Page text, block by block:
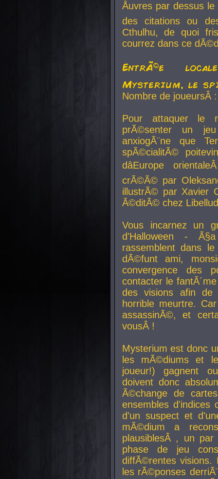
Åuvres par dessus
des citations ou
Cthulhu, de quoi
courrez dans ce
EntrÃ©e
Mysterium, le
Nombre de
Pour attaquer le
prÃ©senter un
anxiogÃ¨ne que
spÃ©cialitÃ©
dâEurope
crÃ©Ã© par
illustrÃ© par Xavier
Ã©ditÃ© chez
Vous incarnez un
d'Halloween -
rassemblent dans
dÃ©funt ami,
convergence des
contacter le
des visions afin
horrible meurtre.
assassinÃ©, et
vousÂ !
Mysterium est donc
les mÃ©diums et
joueur!) gagnent
doivent donc
Ã©change de
ensembles d'indices
d'un suspect et
mÃ©dium a
plausiblesÂ , un par
phase de jeu
diffÃ©rentes visions.
les rÃ©ponses